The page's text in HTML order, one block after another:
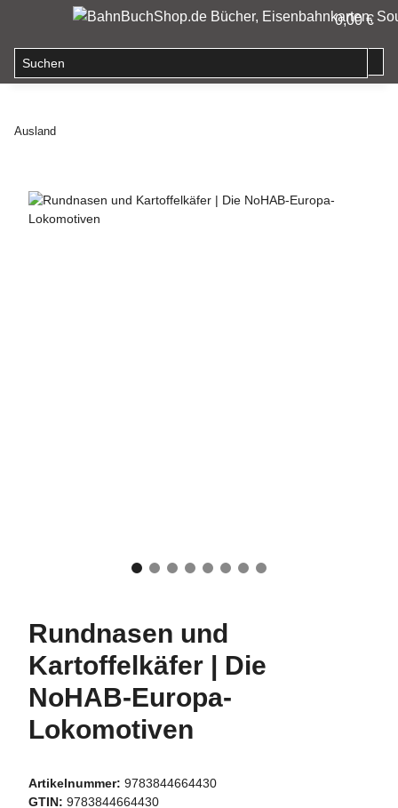
0,00 €
Ausland
Rundnasen und
Kartoffelkäfer | Die
NoHAB-Europa­
Lokomotiven
Artikelnummer: 9783844664430
GTIN: 9783844664430